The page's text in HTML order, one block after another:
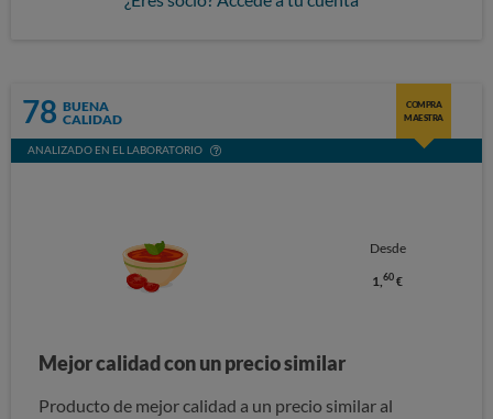
78 BUENA
CALIDAD
COMPRA
MAESTRA
ANALIZADO EN EL LABORATORIO
Desde
1,60 €
Mejor calidad con un precio similar
Producto de mejor calidad a un precio similar al